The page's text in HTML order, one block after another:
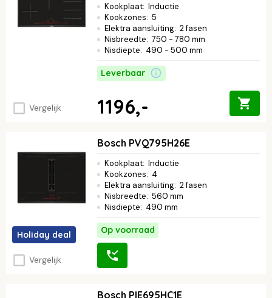
Vergelijk
Kookplaat: Inductie
Kookzones: 5
Elektra aansluiting: 2 fasen
Nisbreedte: 750 - 780 mm
Nisdiepte: 490 - 500 mm
Leverbaar
1196,-
Holiday deal
Vergelijk
Bosch PVQ795H26E
Kookplaat: Inductie
Kookzones: 4
Elektra aansluiting: 2 fasen
Nisbreedte: 560 mm
Nisdiepte: 490 mm
Op voorraad
Bosch PIE695HC1E